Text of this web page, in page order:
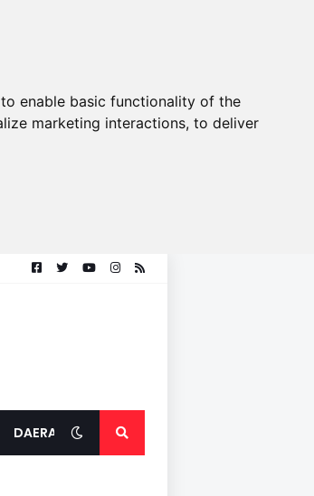
to enable basic functionality of the
marketing interactions, to deliver
DAERAH